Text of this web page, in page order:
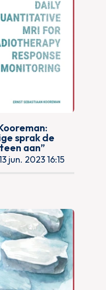
sprak de
aan”
jun. 2023 16:15